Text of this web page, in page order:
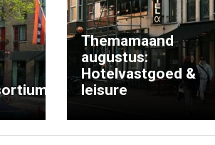
Themamaand
augustus:
Hotelvastgoed &
leisure